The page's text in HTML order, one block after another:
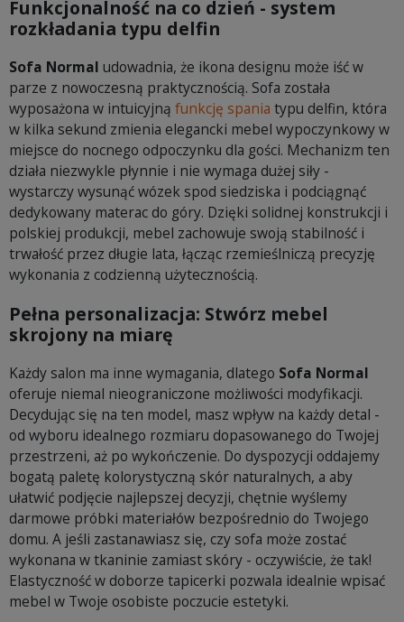
Funkcjonalność na co dzień - system
rozkładania typu delfin
Sofa Normal udowadnia, że ikona designu może iść w
parze z nowoczesną praktycznością. Sofa została
wyposażona w intuicyjną funkcję spania typu delfin, która
w kilka sekund zmienia elegancki mebel wypoczynkowy w
miejsce do nocnego odpoczynku dla gości. Mechanizm ten
działa niezwykle płynnie i nie wymaga dużej siły -
wystarczy wysunąć wózek spod siedziska i podciągnąć
dedykowany materac do góry. Dzięki solidnej konstrukcji i
polskiej produkcji, mebel zachowuje swoją stabilność i
trwałość przez długie lata, łącząc rzemieślniczą precyzję
wykonania z codzienną użytecznością.
Pełna personalizacja: Stwórz mebel
skrojony na miarę
Każdy salon ma inne wymagania, dlatego Sofa Normal
oferuje niemal nieograniczone możliwości modyfikacji.
Decydując się na ten model, masz wpływ na każdy detal -
od wyboru idealnego rozmiaru dopasowanego do Twojej
przestrzeni, aż po wykończenie. Do dyspozycji oddajemy
bogatą paletę kolorystyczną skór naturalnych, a aby
ułatwić podjęcie najlepszej decyzji, chętnie wyślemy
darmowe próbki materiałów bezpośrednio do Twojego
domu. A jeśli zastanawiasz się, czy sofa może zostać
wykonana w tkaninie zamiast skóry - oczywiście, że tak!
Elastyczność w doborze tapicerki pozwala idealnie wpisać
mebel w Twoje osobiste poczucie estetyki.